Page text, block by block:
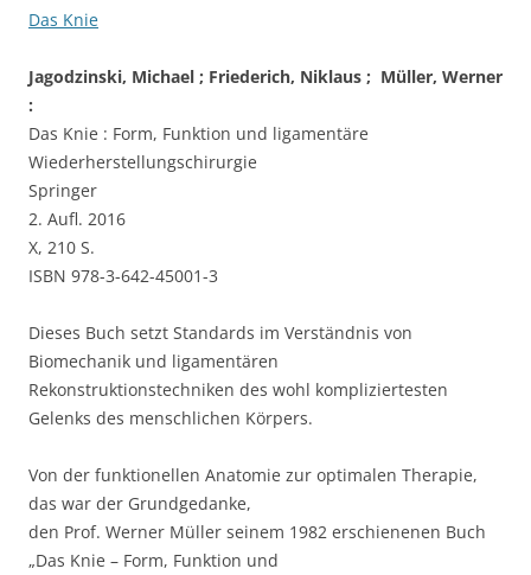
Das Knie
Jagodzinski, Michael ; Friederich, Niklaus ; Müller, Werner
:
Das Knie : Form, Funktion und ligamentäre
Wiederherstellungschirurgie
Springer
2. Aufl. 2016
X, 210 S.
ISBN 978-3-642-45001-3
Dieses Buch setzt Standards im Verständnis von
Biomechanik und ligamentären
Rekonstruktionstechniken des wohl kompliziertesten
Gelenks des menschlichen Körpers.
Von der funktionellen Anatomie zur optimalen Therapie,
das war der Grundgedanke,
den Prof. Werner Müller seinem 1982 erschienenen Buch
„Das Knie – Form, Funktion und